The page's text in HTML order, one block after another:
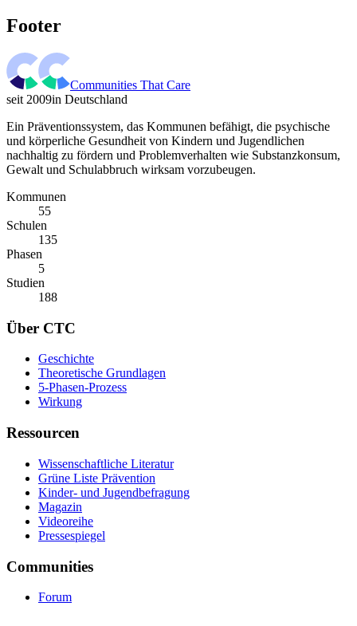
Footer
Communities That Care
seit 2009in Deutschland
Ein Präventionssystem, das Kommunen befähigt, die psychische
und körperliche Gesundheit von Kindern und Jugendlichen
nachhaltig zu fördern und Problemverhalten wie Substanzkonsum,
Gewalt und Schulabbruch wirksam vorzubeugen.
Kommunen
55
Schulen
135
Phasen
5
Studien
188
Über CTC
Geschichte
Theoretische Grundlagen
5-Phasen-Prozess
Wirkung
Ressourcen
Wissenschaftliche Literatur
Grüne Liste Prävention
Kinder- und Jugendbefragung
Magazin
Videoreihe
Pressespiegel
Communities
Forum